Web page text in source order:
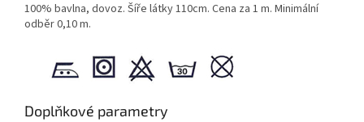
100% bavlna, dovoz. Šíře látky 110cm. Cena za 1 m. Minimální
odběr 0,10 m.
Doplňkové parametry